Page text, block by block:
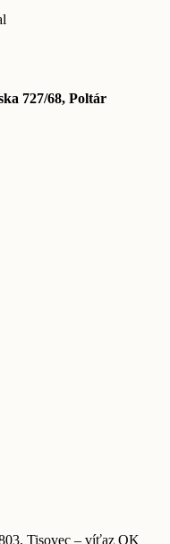
727/68, Poltár
Tisovec – víťaz OK